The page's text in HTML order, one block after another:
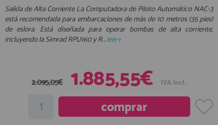
Neveras y Termos
Seguridad
Vela y Maniobra
Submarinismo
AFILIADOS
Área profesionales
Regístrate y aprovecha los descuentos y ventajas de ser
Profesional de la Náutica
Únete ya a los mas de de 500 Profesionales de la Náutica
registro profesional
Salida de Alta Corriente La Computadora de Piloto Automático NAC-3
está recomendada para embarcaciones de más de 10 metros (35 pies)
de eslora. Está diseñada para operar bombas de alta corriente,
incluyendo la Simrad RPU160 y R...leer+
2.095,05€ 1.885,55€ IVA Incl.